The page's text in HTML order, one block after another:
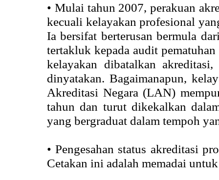
• Mulai tahun 2007, perakuan
kecuali kelayakan profesional
Ia bersifat berterusan bermula
tertakluk kepada audit
kelayakan dibatalkan
dinyatakan. Bagaimanapun,
Akreditasi Negara (LAN)
tahun dan turut dikekalkan
yang bergraduat dalam tempoh
• Pengesahan status akreditasi
Cetakan ini adalah memadai